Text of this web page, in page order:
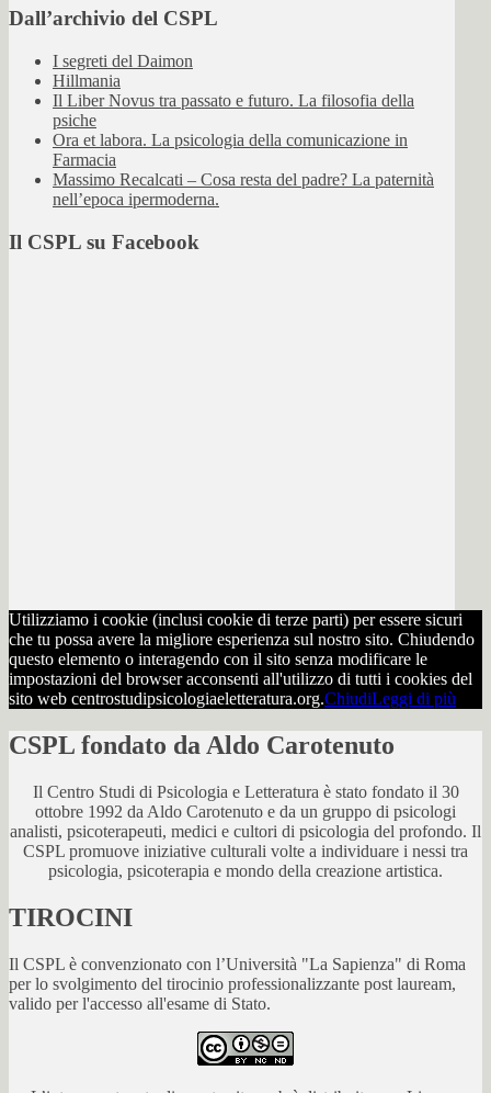
Dall’archivio del CSPL
I segreti del Daimon
Hillmania
Il Liber Novus tra passato e futuro. La filosofia della
psiche
Ora et labora. La psicologia della comunicazione in
Farmacia
Massimo Recalcati – Cosa resta del padre? La paternità
nell’epoca ipermoderna.
Il CSPL su Facebook
Utilizziamo i cookie (inclusi cookie di terze parti) per essere sicuri
che tu possa avere la migliore esperienza sul nostro sito. Chiudendo
questo elemento o interagendo con il sito senza modificare le
impostazioni del browser acconsenti all'utilizzo di tutti i cookies del
sito web centrostudipsicologiaeletteratura.org.ChiudiLeggi di più
CSPL fondato da Aldo Carotenuto
Il Centro Studi di Psicologia e Letteratura è stato fondato il 30
ottobre 1992 da Aldo Carotenuto e da un gruppo di psicologi
analisti, psicoterapeuti, medici e cultori di psicologia del profondo. Il
CSPL promuove iniziative culturali volte a individuare i nessi tra
psicologia, psicoterapia e mondo della creazione artistica.
TIROCINI
Il CSPL è convenzionato con l’Università "La Sapienza" di Roma
per lo svolgimento del tirocinio professionalizzante post lauream,
valido per l'accesso all'esame di Stato.